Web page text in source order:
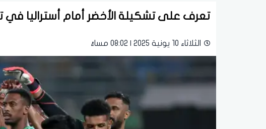
تعرف على تشكيلة الأخضر أمام أستراليا في
الثلاثاء 10 يونية 2025 | 08:02 مساءً